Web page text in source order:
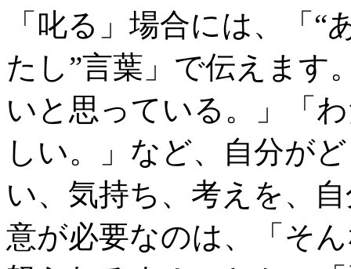
「叱る」場合には、「
たし”言葉」で伝えます
いと思っている。」「
しい。」など、自分が
い、気持ち、考えを、
意が必要なのは、「そ